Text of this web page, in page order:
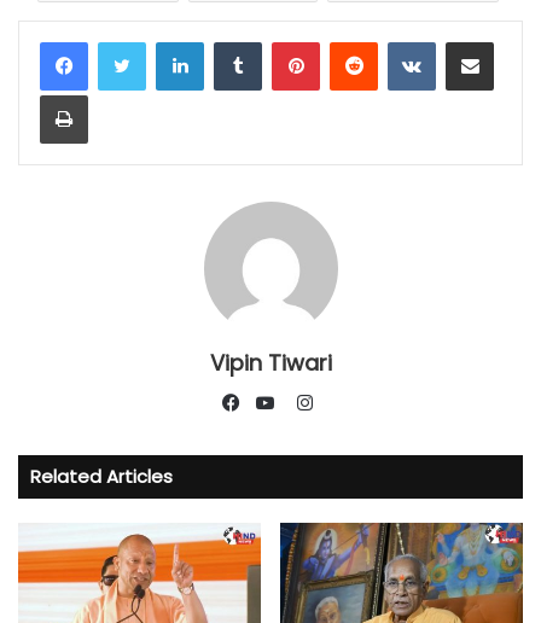
LinkedInTumblr PinterestReddit VKontakteShare via Email
Print
Vipin Tiwari
Instagram
Related Articles